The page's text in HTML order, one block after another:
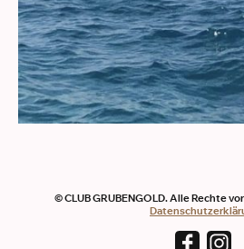
© CLUB GRUBENGOLD. Alle Rechte